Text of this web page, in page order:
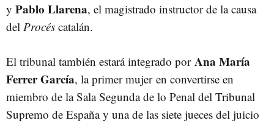
y Pablo Llarena, el magistrado instructor de la causa
del Procés catalán.
El tribunal también estará integrado por Ana María
Ferrer García, la primer mujer en convertirse en
miembro de la Sala Segunda de lo Penal del Tribunal
Supremo de España y una de las siete jueces del juicio